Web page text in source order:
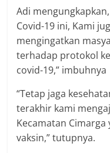
Adi
Covid-19 ini, Kami
mengingatkan
terhadap protokol
covid-19,” imbuhnya
“Tetap jaga
terakhir kami
Kecamatan
vaksin,” tutupnya.